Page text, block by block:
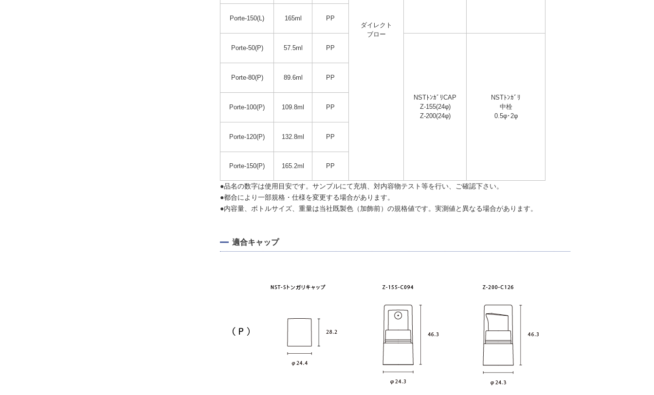
ダイレクト
ブロー
Porte-150(L) 165ml PP
Porte-50(P) 57.5ml PP
NSTﾄﾝｶﾞﾘCAP
Z-155(24φ)
Z-200(24φ)
NSTﾄﾝｶﾞﾘ
中栓
0.5φ･2φ
Porte-80(P) 89.6ml PP
Porte-100(P) 109.8ml PP
Porte-120(P) 132.8ml PP
Porte-150(P) 165.2ml PP
●品名の数字は使用目安です。サンプルにて充填、対内容物テスト等を行い、ご確認下さい。
●都合により一部規格・仕様を変更する場合があります。
●内容量、ボトルサイズ、重量は当社既製色（加飾前）の規格値です。実測値と異なる場合があります。
適合キャップ